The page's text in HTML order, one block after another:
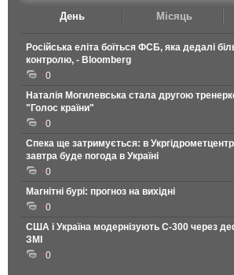
День Місяць
Російська еліта боїться ФСБ, яка дедалі
контролю, - Bloomberg
0
Наталія Могилевська стала другою
"Голос країни"
0
Спека ще затримується: в
завтра буде погода в Україні
0
Магнітні бурі: прогноз на вихідні
0
США і Україна модернізують С-300 через
ЗМІ
0